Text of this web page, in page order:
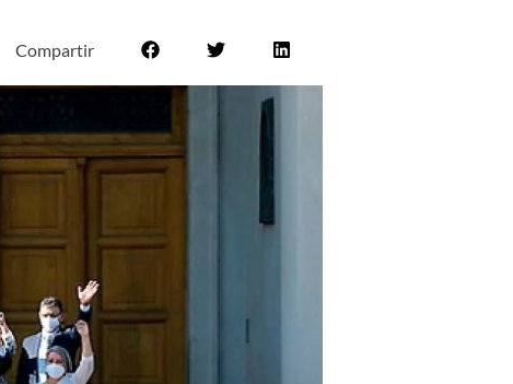
Compartir